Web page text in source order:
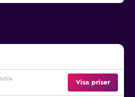
Visa priser